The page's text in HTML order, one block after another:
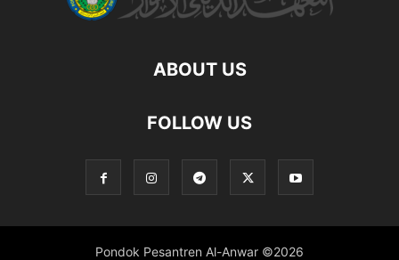
ABOUT US
FOLLOW US
Pondok Pesantren Al-Anwar ©2026